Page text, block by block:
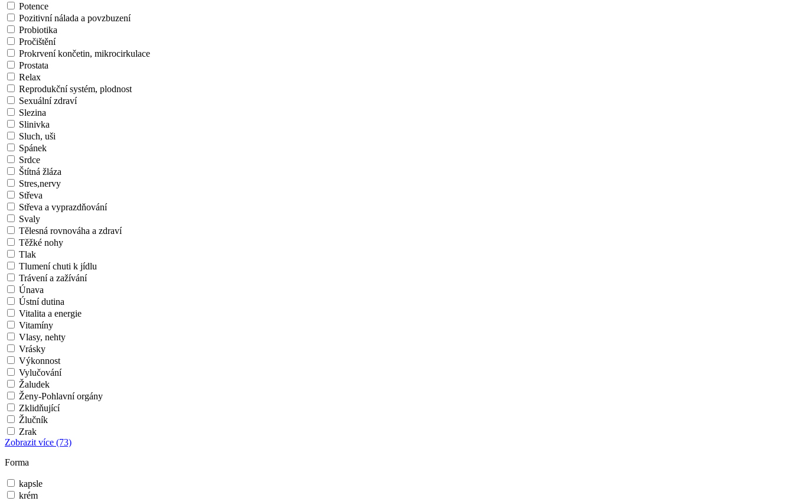
Potence
Pozitivní nálada a povzbuzení
Probiotika
Pročištění
Prokrvení končetin, mikrocirkulace
Prostata
Relax
Reprodukční systém, plodnost
Sexuální zdraví
Slezina
Slinivka
Sluch, uši
Spánek
Srdce
Štítná žláza
Stres,nervy
Střeva
Střeva a vyprazdňování
Svaly
Tělesná rovnováha a zdraví
Těžké nohy
Tlak
Tlumení chuti k jídlu
Trávení a zažívání
Únava
Ústní dutina
Vitalita a energie
Vitamíny
Vlasy, nehty
Vrásky
Výkonnost
Vylučování
Žaludek
Ženy-Pohlavní orgány
Zklidňující
Žlučník
Zrak
Zobrazit více (73)
Forma
kapsle
krém